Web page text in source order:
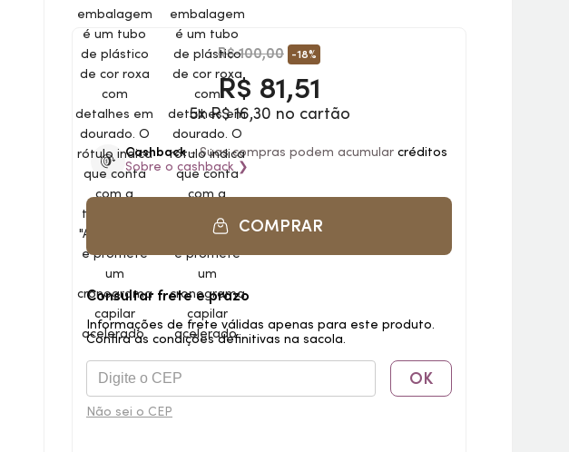
R$ 100,00 -18%
R$ 81,51
5x R$ 16,30 no cartão
Cashback- Suas compras podem acumular créditos
Sobre o cashback ❯
COMPRAR
Consultar frete e prazo
Informações de frete válidas apenas para este produto.
Confira as condições definitivas na sacola.
OK
Não sei o CEP